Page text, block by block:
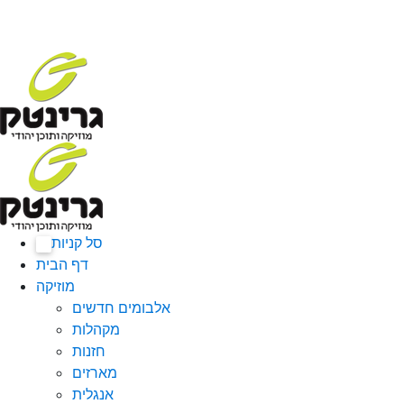
סל קניות
דף הבית
מוזיקה
אלבומים חדשים
מקהלות
חזנות
מארזים
אנגלית